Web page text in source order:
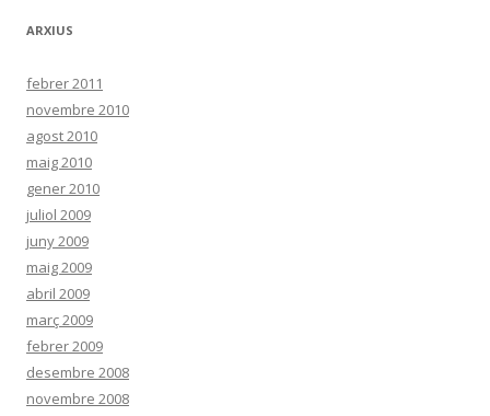
ARXIUS
febrer 2011
novembre 2010
agost 2010
maig 2010
gener 2010
juliol 2009
juny 2009
maig 2009
abril 2009
març 2009
febrer 2009
desembre 2008
novembre 2008